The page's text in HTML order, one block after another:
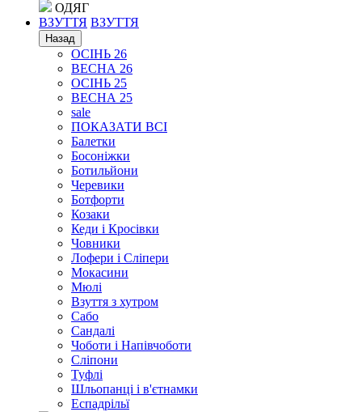
ОДЯГ
ВЗУТТЯ ВЗУТТЯ
Назад
ОСІНЬ 26
ВЕСНА 26
ОСІНЬ 25
ВЕСНА 25
sale
ПОКАЗАТИ ВСІ
Балетки
Босоніжки
Ботильйони
Черевики
Ботфорти
Козаки
Кеди і Кросівки
Човники
Лофери і Сліпери
Мокасини
Мюлі
Взуття з хутром
Сабо
Сандалі
Чоботи і Напівчоботи
Сліпони
Туфлі
Шльопанці і в'єтнамки
Еспадрільї